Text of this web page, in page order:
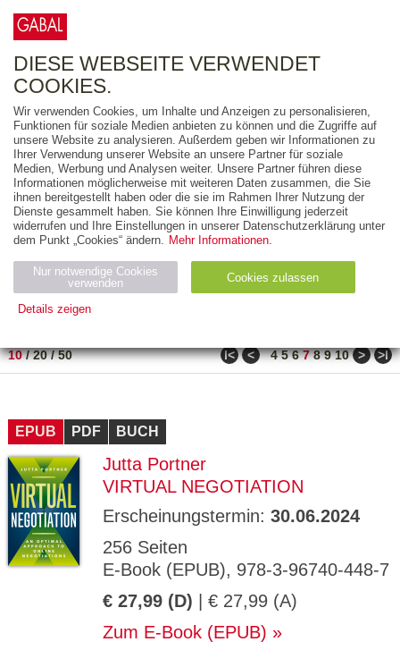
FREITEXT
AUSGABEART
AUS DER REIHE
ZUM THEMA
Neuerscheinung
Bestseller
PREIS
10/20/50 ǀ< < 4 5 6 7 8 9 10 > >ǀ
EPUB PDF BUCH
Jutta Portner
VIRTUAL NEGOTIATION
Erscheinungstermin: 30.06.2024
256 Seiten
E-Book (EPUB), 978-3-96740-448-7
€ 27,99 (D) | € 27,99 (A)
Zum E-Book (EPUB)
DIESE WEBSEITE VERWENDET
COOKIES.
Wir verwenden Cookies, um Inhalte und Anzeigen zu personalisieren,
Funktionen für soziale Medien anbieten zu können und die Zugriffe auf
unsere Website zu analysieren. Außerdem geben wir Informationen zu
Ihrer Verwendung unserer Website an unsere Partner für soziale
Medien, Werbung und Analysen weiter. Unsere Partner führen diese
Informationen möglicherweise mit weiteren Daten zusammen, die Sie
ihnen bereitgestellt haben oder die sie im Rahmen Ihrer Nutzung der
Dienste gesammelt haben. Sie können Ihre Einwilligung jederzeit
widerrufen und Ihre Einstellungen in unserer Datenschutzerklärung unter
dem Punkt „Cookies“ ändern. Mehr Informationen.
Nur notwendige Cookies
verwenden
Cookies zulassen
Details zeigen
Name Zweck
Ty
ESSION
_ID
verlag.
de
Session verwendet
GV_CO
OKIES
gabal-
Speichert den Zustimmungsstatus des
Domäne.